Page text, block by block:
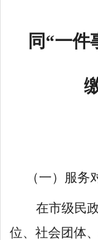
同“一件
（一）服务
在市级民
位、社会团体